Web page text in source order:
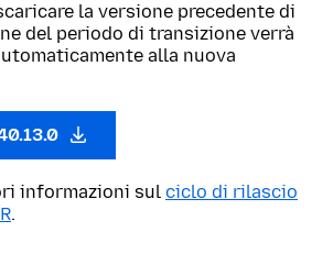
la versione precedente di
del periodo di transizione verrà
alla nuova
informazioni sul ciclo di rilascio
.